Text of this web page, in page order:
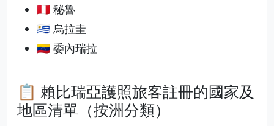
🇵🇪 秘魯
🇺🇾 烏拉圭
🇻🇪 委內瑞拉
📋 賴比瑞亞護照旅客註冊的國家及
地區清單（按洲分類）